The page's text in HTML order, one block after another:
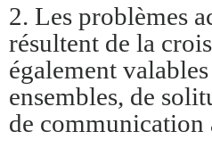
2. Les problèmes
résultent de la
également
ensembles, de
de communication